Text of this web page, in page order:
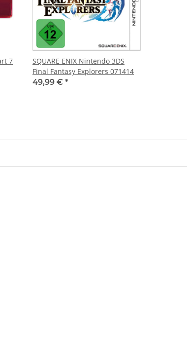
7
SQUARE ENIX Nintendo 3DS
Final Fantasy Explorers 071414
49,99 € *